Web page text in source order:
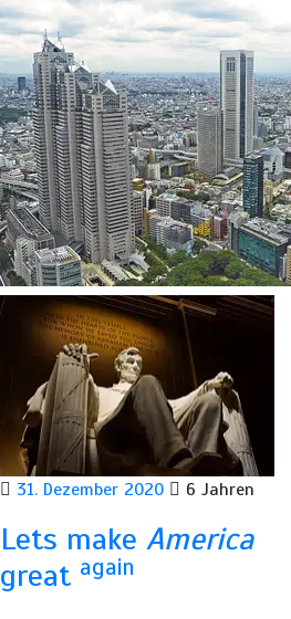
31. Dezember 2020 6 Jahren
Lets make America
great again